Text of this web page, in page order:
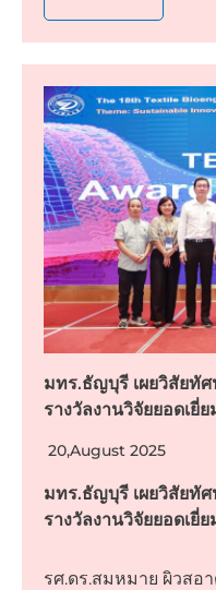
มทร.ธัญบุรี เผยวิสัยทั
รางวัลงานวิจัยยอดเยี่
20,August 2025
มทร.ธัญบุรี เผยวิสัยทั
รางวัลงานวิจัยยอดเยี่
รศ.ดร.สมหมาย ผิวสอ